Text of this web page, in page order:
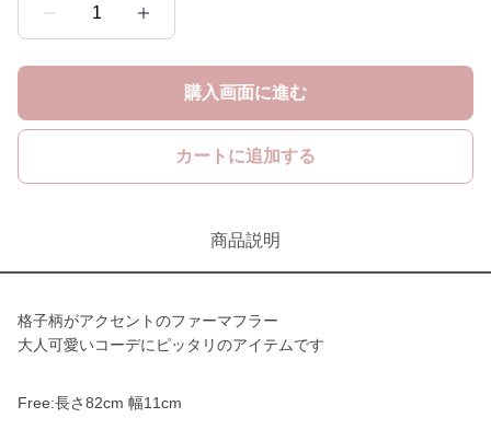
1
購入画面に進む
カートに追加する
商品説明
格子柄がアクセントのファーマフラー
大人可愛いコーデにピッタリのアイテムです
Free:長さ82cm 幅11cm